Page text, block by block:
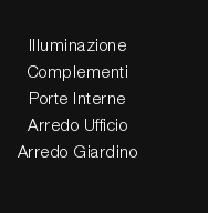
Illuminazione
Complementi
Porte Interne
Arredo Ufficio
Arredo Giardino